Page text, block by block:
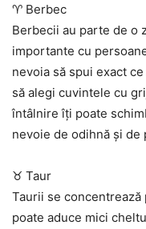
♈ Berbec
Berbecii au parte de o
importante cu
nevoia să spui exact
să alegi cuvintele cu
întâlnire îți poate
nevoie de odihnă și de
♉ Taur
Taurii se concentrează
poate aduce mici